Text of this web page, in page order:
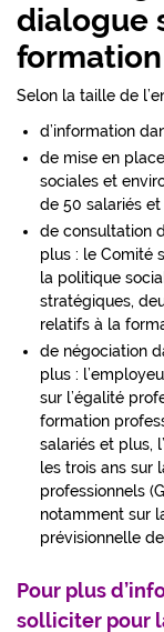
dialogue
Selon la taille de
d’information
de mise en
sociales et
de 50 salariés et
de consultation
plus : le Comité
la politique
stratégiques,
relatifs à la
de négociation
plus :
sur l’égalité
formation
salariés et plus,
les trois ans sur
professionnels
notamment sur
prévisionnelle
Pour plus
solliciter pour